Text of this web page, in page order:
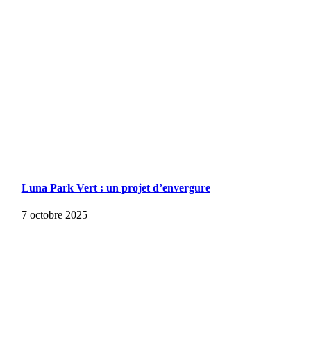
Luna Park Vert : un projet d’envergure
7 octobre 2025